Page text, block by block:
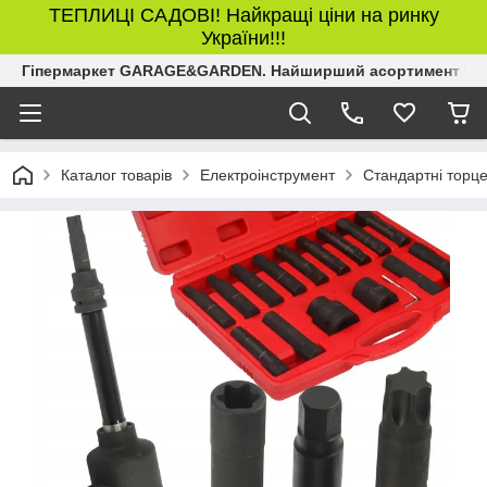
ТЕПЛИЦІ САДОВІ! Найкращі ціни на ринку
України!!!
Гіпермаркет GARAGE&GARDEN. Найширший асортимент
Каталог товарів Електроінструмент Стандартні